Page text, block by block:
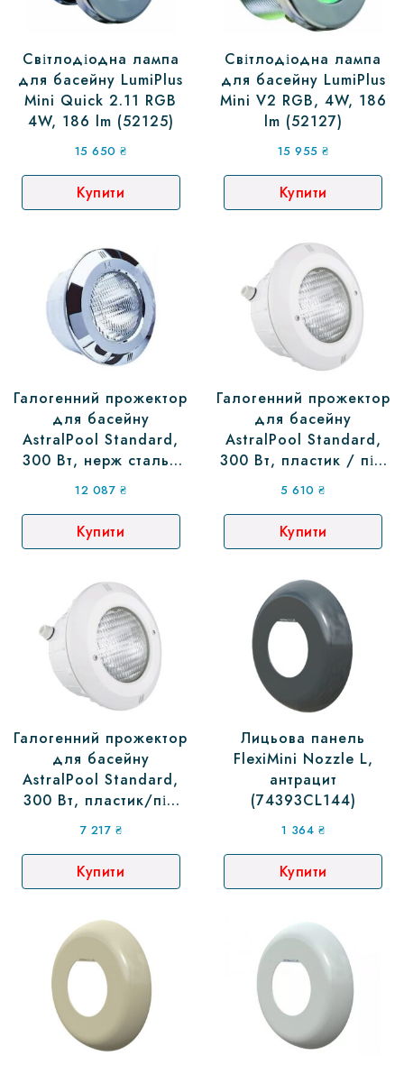
Світлодіодна лампа
для басейну LumiPlus
Mini Quick 2.11 RGB
4W, 186 lm (52125)
15 650₴
Купити
Світлодіодна лампа
для басейну LumiPlus
Mini V2 RGB, 4W, 186
lm (52127)
15 955₴
Купити
Галогенний прожектор
для басейну
AstralPool Standard,
300 Вт, нерж сталь/
під плівку (07855)
12 087 ₴
Купити
Галогенний прожектор
для басейну
AstralPool Standard,
300 Вт, пластик / під
бетон (07844IP00)
5 610₴
Купити
Галогенний прожектор
для басейну
AstralPool Standard,
300 Вт, пластик/під
7 217 ₴
Купити
Лицьова панель
FlexiMini Nozzle L,
антрацит
(74393CL144)
1 364 ₴
Купити